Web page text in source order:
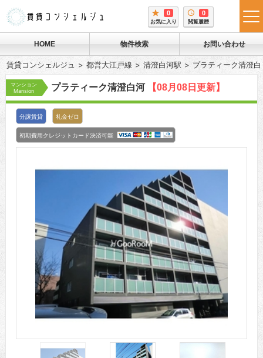
0
お気に入り
0
閲覧履歴
HOME 物件検索 お問い合わせ
賃貸コンシェルジュ 都営大江戸線 清澄白河駅 プラティーク清澄白
マンション
Mansion
プラティーク清澄白河 【08月08日更新】
分譲賃貸 礼金ゼロ
初期費用クレジットカード決済可能